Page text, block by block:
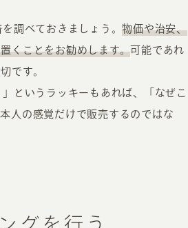
調べておきましょう。物価や治安、
くことをお勧めします。可能であれ
です。
というラッキーもあれば、「なぜこ
人の感覚だけで販売するのではな
グを行う